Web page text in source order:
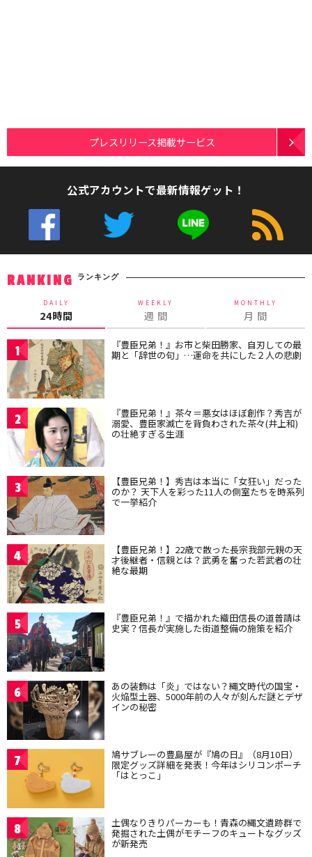
プレスリリース掲載サービス
公式アカウントで最新情報ゲット！
RANKING ランキング
DAILY
24時間
WEEKLY
週 間
MONTHLY
月 間
1 『豊臣兄弟！』お市と柴田勝家、自刃しての最
期と「辞世の句」…運命を共にした２人の悲劇
2 『豊臣兄弟！』茶々＝悪女はほぼ創作？秀吉が
溺愛、豊臣家滅亡を背負わされた茶々(井上和)
の壮絶すぎる生涯
3 【豊臣兄弟！】秀吉は本当に「女狂い」だった
のか？ 天下人を彩った11人の側室たちを時系列
で一挙紹介
4 【豊臣兄弟！】22歳で散った長宗我部元親の天
才後継者・信親とは？武勇を奮った若武者の壮
絶な最期
5 『豊臣兄弟！』で描かれた織田信長の道普請は
史実？信長が実施した街道整備の施策を紹介
6 あの装飾は「炎」ではない？縄文時代の国宝・
火焔型土器、5000年前の人々が刻んだ謎とデザ
インの秘密
7 鳩サブレーの豊島屋が『鳩の日』（8月10日）
限定グッズ詳細を発表！今年はシリコンポーチ
「はとっこ」
8 土偶なりきりパーカーも！青森の縄文遺跡群で
発掘された土偶がモチーフのキュートなグッズ
が新発売